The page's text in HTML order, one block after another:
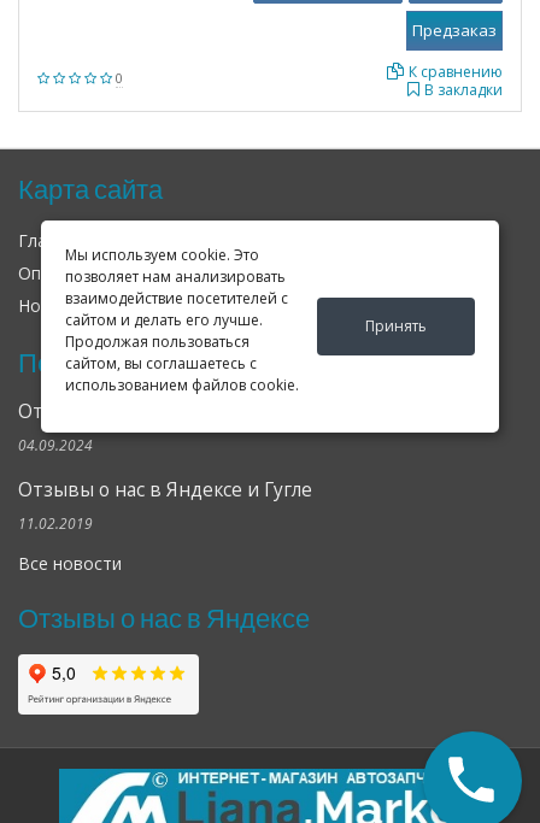
Мы используем cookie. Это
позволяет нам анализировать
взаимодействие посетителей с
сайтом и делать его лучше.
Продолжая пользоваться
сайтом, вы соглашаетесь с
использованием файлов cookie.
Принять
0
В закладки
К сравнению
Карта сайта
Главная
Оплата
Доставка
Новости
Оферта Соглашение
Последние новости
Открылся клубный сервис Geely в Петербурге
04.09.2024
Отзывы о нас в Яндексе и Гугле
11.02.2019
Все новости
Отзывы о нас в Яндексе